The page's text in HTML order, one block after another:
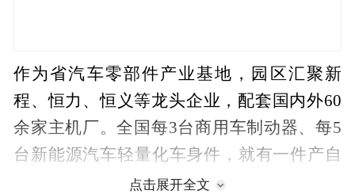
作为省汽车零部件产业基地，园区汇聚新
程、恒力、恒义等龙头企业，配套国内外60
余家主机厂。全国每3台商用车制动器、每5
台新能源汽车轻量化车身件，就有一件产自
这里。眼下，园区瞄准轻量化材料、智能制
点击展开全文